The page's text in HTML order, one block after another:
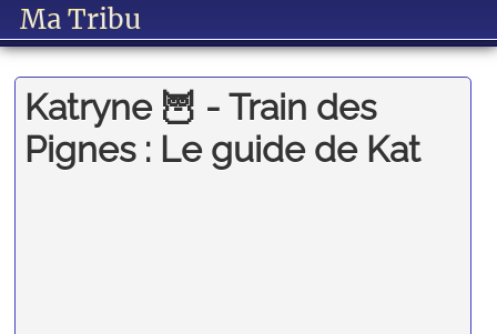
Ma Tribu
Katryne 🦉 - Train des
Pignes : Le guide de Kat